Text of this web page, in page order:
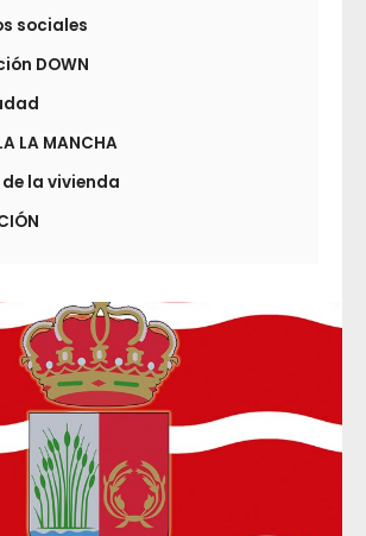
sociales
DOWN
LA MANCHA
la vivienda